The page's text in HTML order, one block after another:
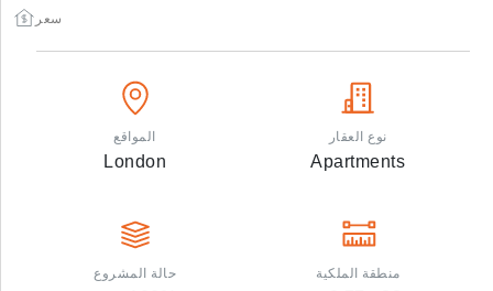
سعر
نوع العقار
Apartments
المواقع
London
منطقة الملكية
حالة المشروع